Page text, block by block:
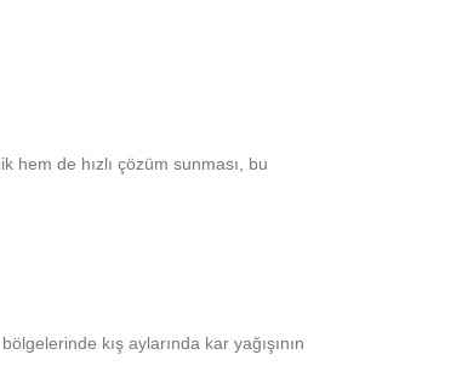
hem de hızlı çözüm sunması, bu
kış aylarında kar yağışının